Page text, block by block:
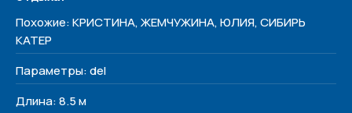
Похожие: КРИСТИНА, ЖЕМЧУЖИНА, ЮЛИЯ, СИБИРЬ
КАТЕР
Параметры: del
Длина: 8.5 м
Похожие